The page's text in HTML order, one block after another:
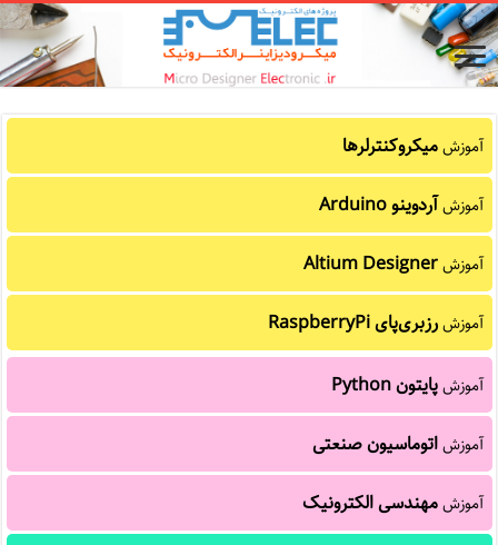
آموزشمیکروکنترلرها
آموزشآردوینو Arduino
آموزشAltium Designer
آموزشرزبری‌پای RaspberryPi
آموزشپایتون Python
آموزشاتوماسیون صنعتی
آموزشمهندسی الکترونیک